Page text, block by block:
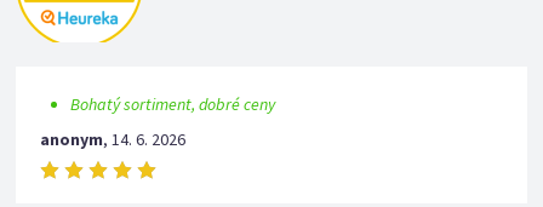
Bohatý sortiment, dobré ceny
anonym,14. 6. 2026